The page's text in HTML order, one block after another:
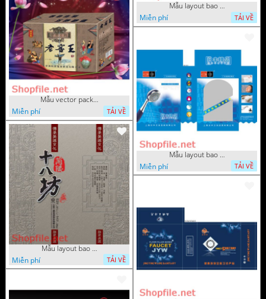
Mẫu vector package rượu chum dân gian
Miễn phí
TẢI VỀ
Mẫu layout bao bì chữ Trung Quốc
Miễn phí
TẢI VỀ
Mẫu layout bao bì cô gái thời
Miễn phí
TẢI VỀ
Mẫu layout bao bì đựng vòi
Miễn phí
TẢI VỀ